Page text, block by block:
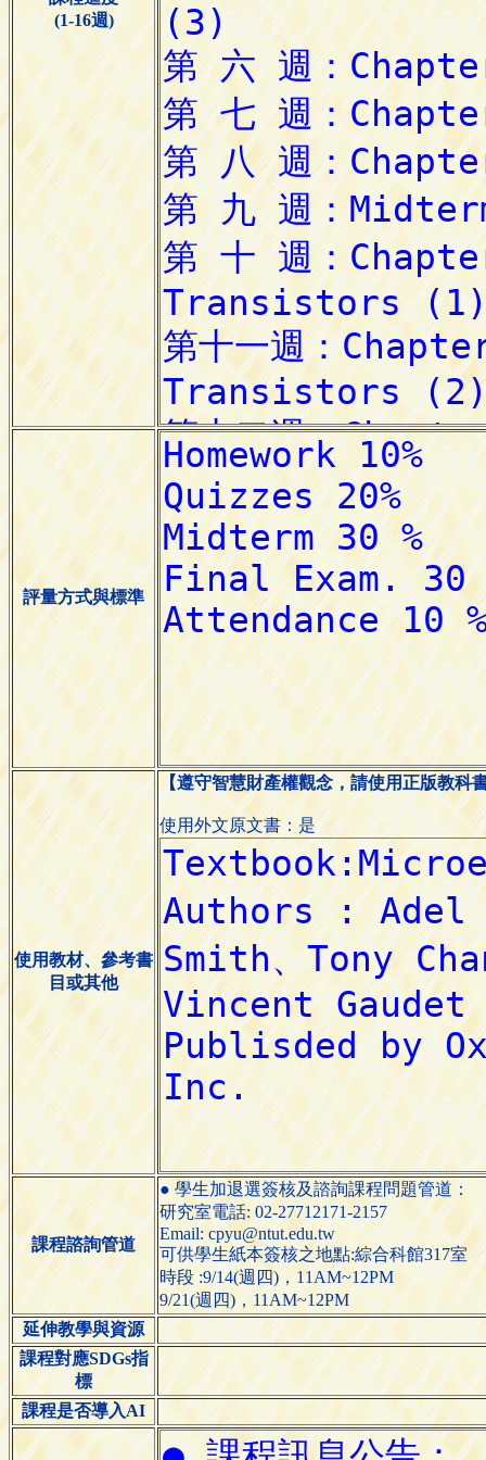
(1-16週)
評量方式與標準
使用教材、參考書
目或其他
【遵守智慧財產權觀念，請使用正版教科
使用外文原文書：是
課程諮詢管道
● 學生加退選簽核及諮詢課程問題管道：
研究室電話: 02-27712171-2157
Email: cpyu@ntut.edu.tw
可供學生紙本簽核之地點:綜合科館317室
時段 :9/14(週四)，11AM~12PM
9/21(週四)，11AM~12PM
延伸教學與資源
課程對應SDGs指
標
課程是否導入AI